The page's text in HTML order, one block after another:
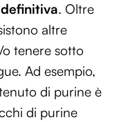
. Oltre
altre
tenere sotto
Ad esempio,
di purine è
di purine